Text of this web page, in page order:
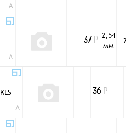
A
A
37 Р
2,54
мм
KLS
A
36 Р